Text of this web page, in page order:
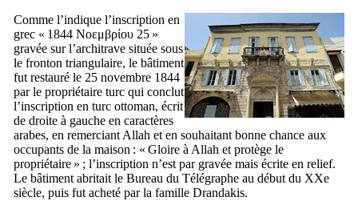
Comme l’indique l’inscription en
grec « 1844 Νοεμβρίου 25 »
gravée sur l’architrave située sous
le fronton triangulaire, le bâtiment
fut restauré le 25 novembre 1844
par le propriétaire turc qui conclut
l’inscription en turc ottoman, écrit
de droite à gauche en caractères
arabes, en remerciant Allah et en souhaitant bonne chance aux
occupants de la maison : « Gloire à Allah et protège le
propriétaire » ; l’inscription n’est par gravée mais écrite en relief.
Le bâtiment abritait le Bureau du Télégraphe au début du XXe
siècle, puis fut acheté par la famille Drandakis.